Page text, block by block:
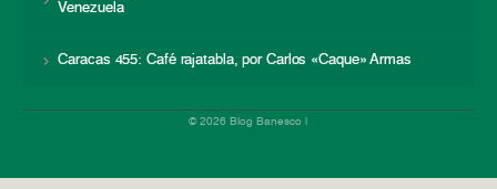
Venezuela
Caracas 455: Café rajatabla, por Carlos «Caque» Armas
© 2026 Blog Banesco |